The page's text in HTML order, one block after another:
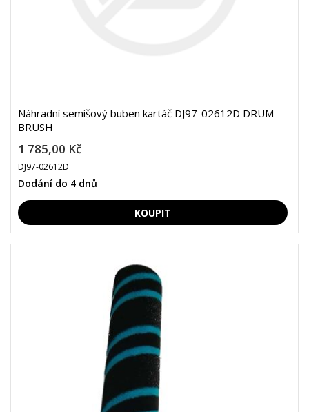
Náhradní semišový buben kartáč DJ97-02612D DRUM
BRUSH
1 785,00 Kč
DJ97-02612D
Dodání do 4 dnů